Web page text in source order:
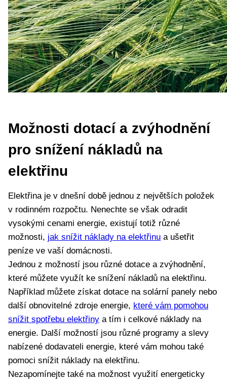
Možnosti dotací a zvýhodnění
pro snížení nákladů na
elektřinu
Elektřina je v dnešní době jednou z největších položek
v rodinném rozpočtu. Nenechte se však odradit
vysokými cenami energie, existují totiž různé
možnosti, jak snížit náklady na elektřinu a ušetřit
peníze ve vaší domácnosti.
Jednou z možností jsou různé dotace a zvýhodnění,
které můžete využít ke snížení nákladů na elektřinu.
Například můžete získat dotace na solární panely nebo
další obnovitelné zdroje energie, které vám pomohou
snížit spotřebu elektřiny a tím i celkové náklady na
energie. Další možností jsou různé programy a slevy
nabízené dodavateli energie, které vám mohou také
pomoci snížit náklady na elektřinu.
Nezapomínejte také na možnost využití energeticky